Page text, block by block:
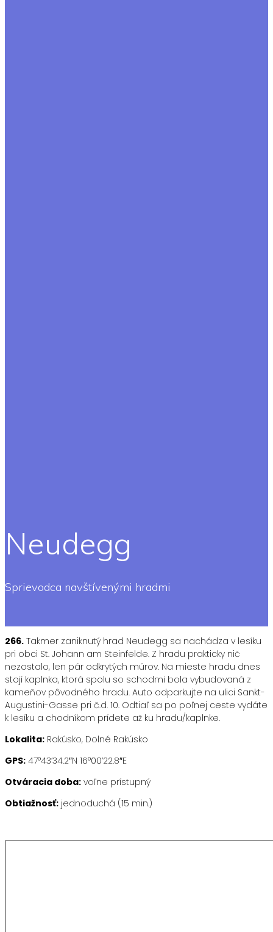
Neudegg
Sprievodca navštívenými hradmi
266. Takmer zaniknutý hrad Neudegg sa nachádza v lesíku
pri obci St. Johann am Steinfelde. Z hradu prakticky nič
nezostalo, len pár odkrytých múrov. Na mieste hradu dnes
stojí kaplnka, ktorá spolu so schodmi bola vybudovaná z
kameňov pôvodného hradu. Auto odparkujte na ulici Sankt-
Augustini-Gasse pri č.d. 10. Odtiaľ sa po poľnej ceste vydáte
k lesíku a chodníkom prídete až ku hradu/kaplnke.
Lokalita: Rakúsko, Dolné Rakúsko
GPS: 47°43’34.2″N 16°00’22.8″E
Otváracia doba: voľne prístupný
Obtiažnosť: jednoduchá (15 min.)